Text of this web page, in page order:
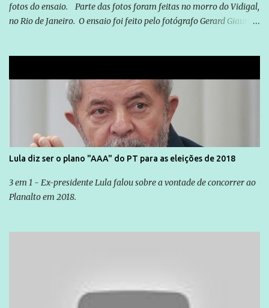
fotos do ensaio. Parte das fotos foram feitas no morro do Vidigal,
no Rio de Janeiro. O ensaio foi feito pelo fotógrafo Gerard Giaume
Lula diz ser o plano "AAA" do PT para as eleições de 2018
3 em 1 - Ex-presidente Lula falou sobre a vontade de concorrer ao
Planalto em 2018.